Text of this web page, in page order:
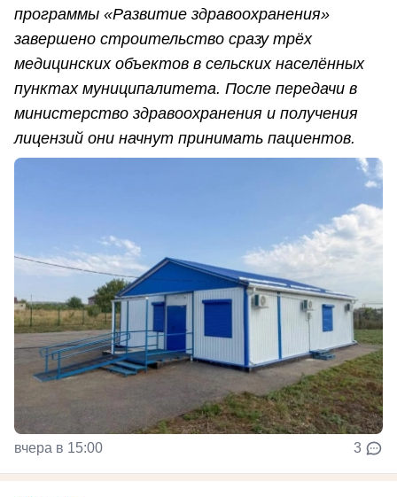
программы «Развитие здравоохранения»
завершено строительство сразу трёх
медицинских объектов в сельских населённых
пунктах муниципалитета. После передачи в
министерство здравоохранения и получения
лицензий они начнут принимать пациентов.
вчера в 15:00 3